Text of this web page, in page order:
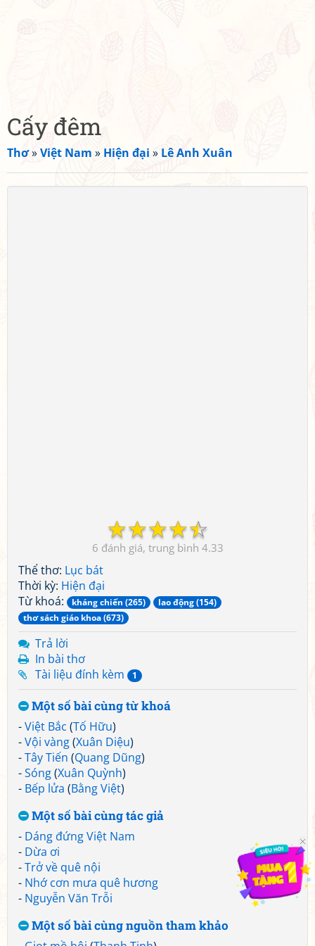
Cấy đêm
Thơ»Việt Nam » Hiện đại » Lê Anh Xuân
☆
☆
☆
☆
☆
6 4.33
Thể thơ: Lục bát
Thời kỳ: Hiện đại
Từ khoá:
kháng chiến (265)
lao động (154)
thơ sách giáo khoa (673)
Trả lời
In bài thơ
Tài liệu đính kèm
1
Một số bài cùng từ khoá
-Việt Bắc (Tố Hữu)
-Vội vàng(Xuân Diệu)
-Tây Tiến (Quang Dũng)
-Sóng(Xuân Quỳnh)
- Bếp lửa (Bằng Việt)
Một số bài cùng tác giả
- Dáng đứng Việt Nam
- Dừa ơi
-Trở về quê nội
- Nhớ cơn mưa quê hương
- Nguyễn Văn Trỗi
Một số bài cùng nguồn tham khảo